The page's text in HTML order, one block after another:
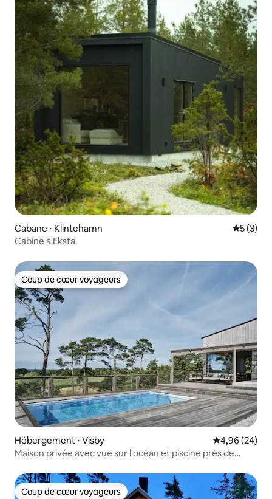
Cabane ⋅ Klintehamn
5 (3)
Cabine à Eksta
Coup de cœur voyageurs
Coup de cœur voyageurs
Hébergement ⋅ Visby Évaluation
4,96 (24)
Maison privée avec vue sur l'océan et piscine près de
Coup de cœur voyageurs
Coup de cœur voyageurs